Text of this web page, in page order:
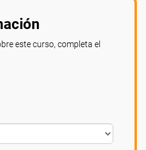
este curso, completa el